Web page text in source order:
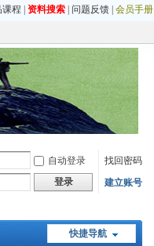
课程 资料搜索 问题反馈 会员手册
自动登录
找回密码
登录 建立账号
快捷导航